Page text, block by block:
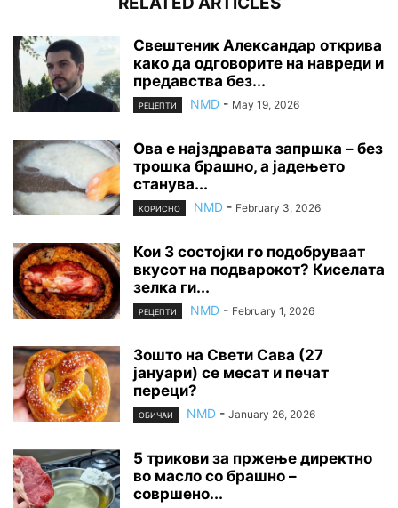
Свештеник Александар открива
како да одговорите на навреди и
предавства без...
РЕЦЕПТИ NMD - May 19, 2026
Ова е најздравата запршка – без
трошка брашно, а јадењето
станува...
КОРИСНО NMD - February 3, 2026
Кои 3 состојки го подобруваат
вкусот на подварокот? Киселата
зелка ги...
РЕЦЕПТИ NMD - February 1, 2026
Зошто на Свети Сава (27
јануари) се месат и печат
переци?
ОБИЧАИ NMD - January 26, 2026
5 трикови за пржење директно
во масло со брашно –
совршено...